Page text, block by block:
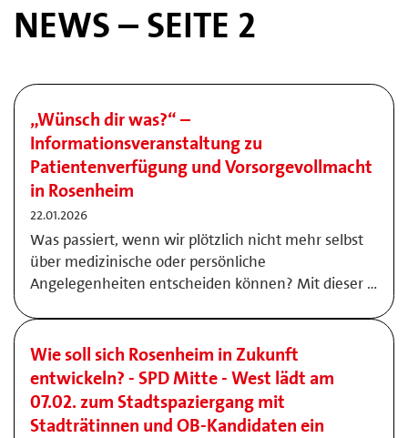
NEWS – SEITE 2
„Wünsch dir was?“ –
Informationsveranstaltung zu
Patientenverfügung und Vorsorgevollmacht
in Rosenheim
22.01.2026
Was passiert, wenn wir plötzlich nicht mehr selbst
über medizinische oder persönliche
Angelegenheiten entscheiden können? Mit dieser …
Wie soll sich Rosenheim in Zukunft
entwickeln? - SPD Mitte - West lädt am
07.02. zum Stadtspaziergang mit
Stadträtinnen und OB-Kandidaten ein